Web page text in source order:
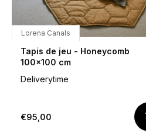
Lorena Canals
Tapis de jeu - Honeycomb
100x100 cm
Deliverytime
€95,00